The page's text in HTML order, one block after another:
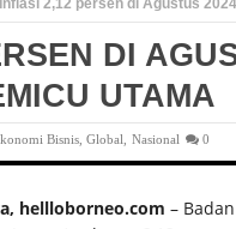
DI
UTAMA
Bisnis,Global ,Nasional 0
hellloborneo.com –